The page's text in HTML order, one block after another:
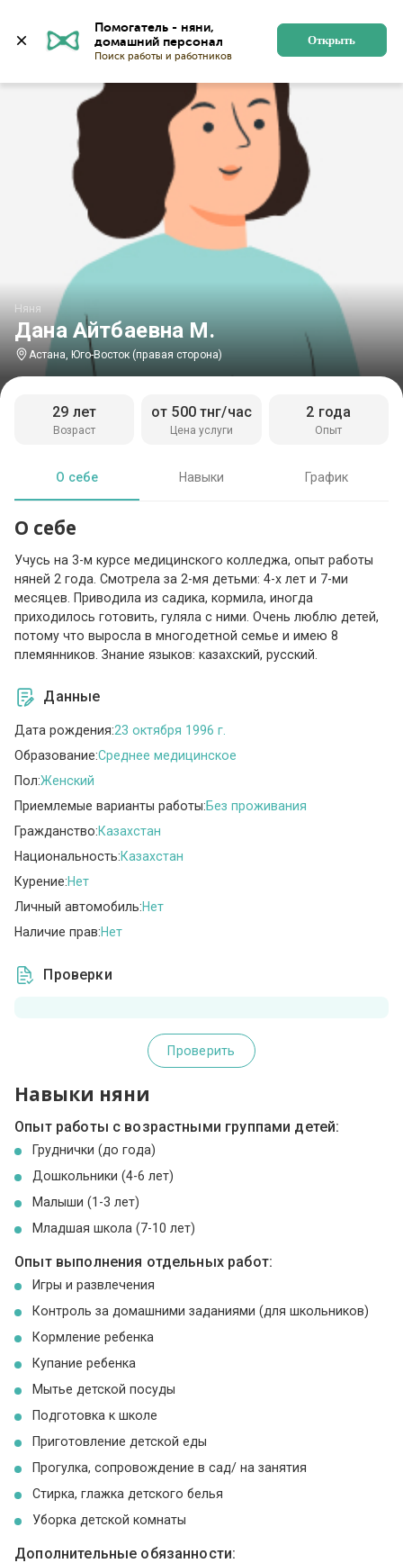
Помогатель - няни,
Поиск работы и работников
Открыть
Дана Айтбаевна М.
Няня
Астана, Юго-Восток (правая сторона)
Возраст
29 лет
Цена услуги
от 500 тнг/час
Опыт
2 года
О себе Навыки График
О себе
Учусь на 3-м курсе медицинского колледжа, опыт работы
няней 2 года. Смотрела за 2-мя детьми: 4-х лет и 7-ми
месяцев. Приводила из садика, кормила, иногда
приходилось готовить, гуляла с ними. Очень люблю детей,
потому что выросла в многодетной семье и имею 8
племянников. Знание языков: казахский, русский.
Данные
Дата рождения:23 октября 1996 г.
Образование:Среднее медицинское
Пол:Женский
Приемлемые варианты работы:Без проживания
Гражданство:Казахстан
Национальность:Казахстан
Курение:Нет
Личный автомобиль:Нет
Наличие прав:Нет
Проверки
Проверить
Навыки няни
Опыт работы с возрастными группами детей:
Груднички (до года)
Дошкольники (4-6 лет)
Малыши (1-3 лет)
Младшая школа (7-10 лет)
Опыт выполнения отдельных работ:
Игры и развлечения
Контроль за домашними заданиями (для школьников)
Кормление ребенка
Купание ребенка
Мытье детской посуды
Подготовка к школе
Приготовление детской еды
Прогулка, сопровождение в сад/ на занятия
Стирка, глажка детского белья
Уборка детской комнаты
Дополнительные обязанности: